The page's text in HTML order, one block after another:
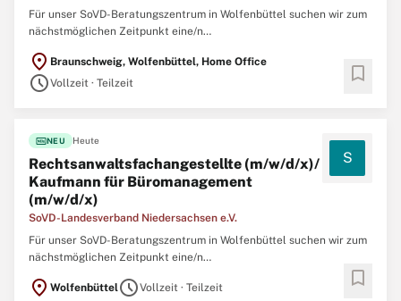
Für unser SoVD-Beratungszentrum in Wolfenbüttel suchen wir zum
nächstmöglichen Zeitpunkt eine/n
für Büromanagement (m/w/d/x) unbefristet in Teilzeit (25 Std./W.).
Sie interessieren sich für soziale Themen und möchten sich auch
location_on Braunschweig, Wolfenbüttel, Home Office
scheduleVollzeit · Teilzeit bookmark
fiber_newNEU Heute
Rechtsanwaltsfachangestellte (m/w/d/x)/
Kaufmann für Büromanagement
(m/w/d/x)
SoVD-Landesverband Niedersachsen e.V.
S
Für unser SoVD-Beratungszentrum in Wolfenbüttel suchen wir zum
nächstmöglichen Zeitpunkt eine/n
Rechtsanwaltsfachangestellte/n (m/w/d/x) oder Kauffrau/-mann
für Büromanagement (m/w/d/x) unbefristet in Teilzeit (25 Std./W.).
location_on WolfenbüttelscheduleVollzeit · Teilzeit bookmark